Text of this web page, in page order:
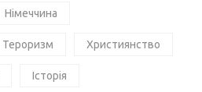
Німеччина
Тероризм Християнство
Історія